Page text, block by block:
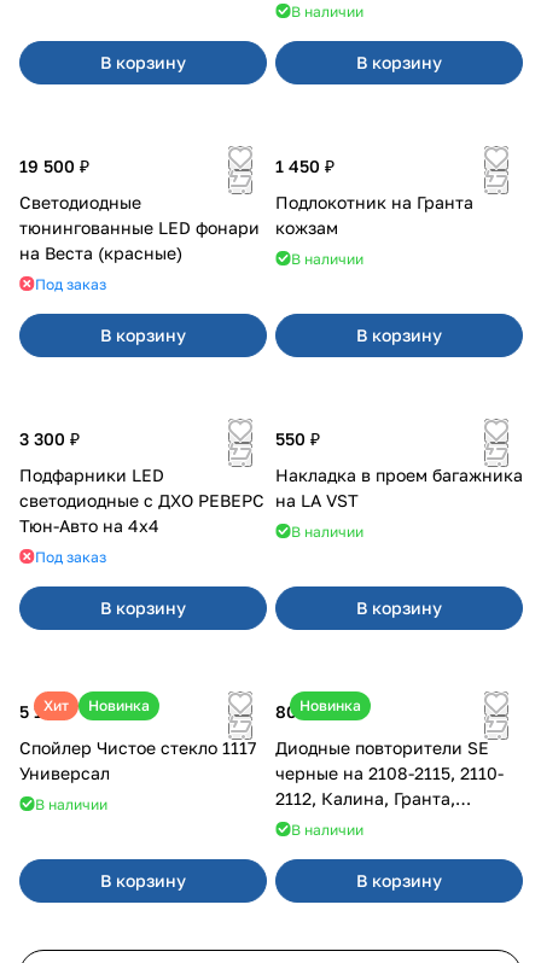
В корзину
В наличии
В корзину
19 500 ₽
Светодиодные
тюнингованные LED фонари
на Веста (красные)
Под заказ
В корзину
1 450 ₽
Подлокотник на Гранта
кожзам
В наличии
В корзину
3 300 ₽
Подфарники LED
светодиодные с ДХО РЕВЕРС
Тюн-Авто на 4x4
Под заказ
В корзину
550 ₽
Накладка в проем багажника
на LA VST
В наличии
В корзину
Хит Новинка
5 175 ₽
Спойлер Чистое стекло 1117
Универсал
В наличии
В корзину
Новинка
800 ₽
Диодные повторители SE
черные на 2108-2115, 2110-
2112, Калина, Гранта,
Приора
В наличии
В корзину